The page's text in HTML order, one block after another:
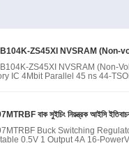
ZS45XI NVSRAM (Non-
ZS45XI NVSRAM (Non-
IC 4Mbit Parallel 45 ns 44-
বাক সুইচিং নিয়ন্ত্রক আইসি
Buck Switching
0.5V 1 Output 4A 16-